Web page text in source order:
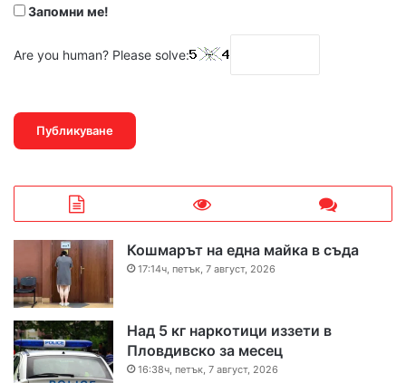
Запомни ме!
Are you human? Please solve:
Кошмарът на една майка в съда
17:14ч, петък, 7 август, 2026
Над 5 кг наркотици иззети в
Пловдивско за месец
16:38ч, петък, 7 август, 2026